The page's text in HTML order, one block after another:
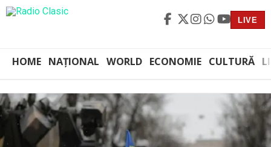
LIVE
HOME NAȚIONAL WORLD ECONOMIE CULTURĂ